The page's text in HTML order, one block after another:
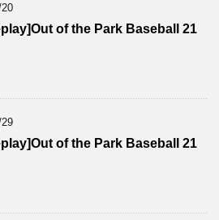
of the Park Baseball 21
of the Park Baseball 21